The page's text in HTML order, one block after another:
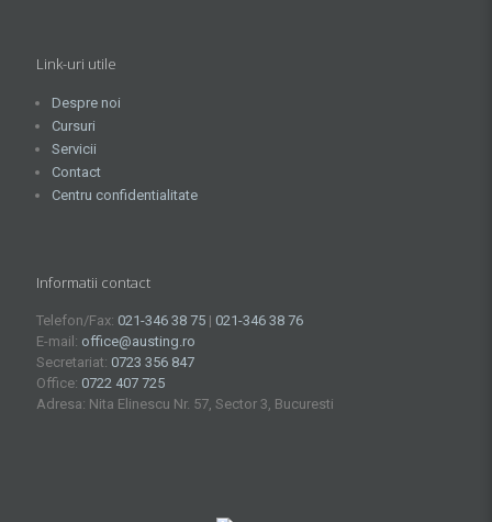
Link-uri utile
Despre noi
Cursuri
Servicii
Contact
Centru confidentialitate
Informatii contact
Telefon/Fax: 021-346 38 75 | 021-346 38 76
E-mail: office@austing.ro
Secretariat: 0723 356 847
Office: 0722 407 725
Adresa: Nita Elinescu Nr. 57, Sector 3, Bucuresti